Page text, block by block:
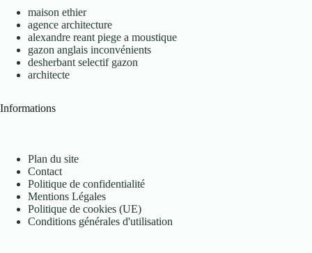
maison ethier
agence architecture
alexandre reant piege a moustique
gazon anglais inconvénients
desherbant selectif gazon
architecte
Informations
Plan du site
Contact
Politique de confidentialité
Mentions Légales
Politique de cookies (UE)
Conditions générales d'utilisation